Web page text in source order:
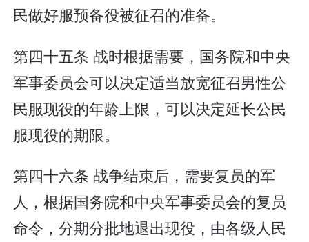
民做好服预备役被征召的准备。
第四十五条 战时根据需要，国务院和中央
军事委员会可以决定适当放宽征召男性公
民服现役的年龄上限，可以决定延长公民
服现役的期限。
第四十六条 战争结束后，需要复员的军
人，根据国务院和中央军事委员会的复员
命令，分期分批地退出现役，由各级人民